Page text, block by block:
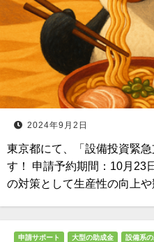
2024年9月2日
東京都にて、「設備投資緊
す！ 申請予約期間：10月23
の対策として生産性の向上
申請サポート 大型の助成金 設備系